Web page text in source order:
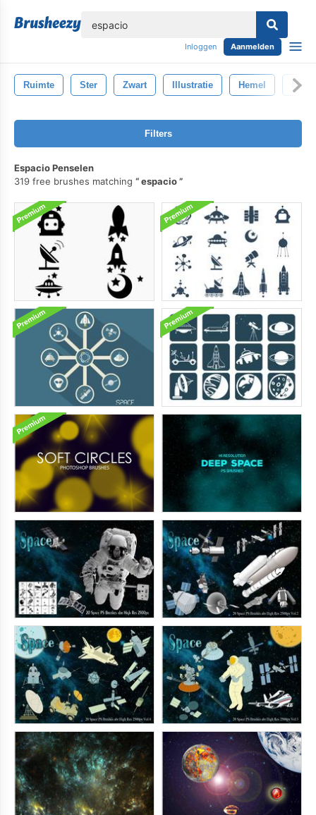
Inloggen Aanmelden
Ruimte Ster Zwart Illustratie Hemel
Filters
Espacio Penselen
319 free brushes matching
espacio